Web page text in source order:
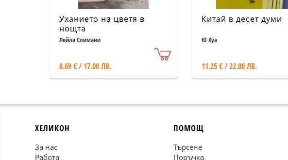
Уханието на цветя в
нощта
Лейла Слимани
8.69 € / 17.00 ЛВ.
Китай в десет думи
Ю Хуа
11.25 € / 22.00 ЛВ.
ХЕЛИКОН
За нас
Работа
ПОМОЩ
Търсене
Поръчка